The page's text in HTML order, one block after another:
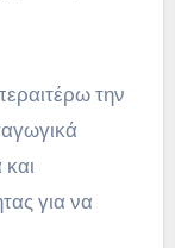
την
για να